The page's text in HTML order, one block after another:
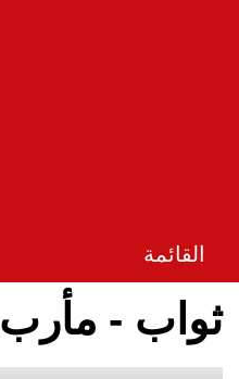
القائمة
ثواب - مأرب